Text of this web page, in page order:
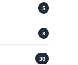
5
3
30